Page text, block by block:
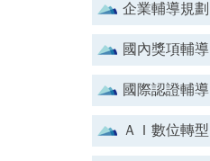
企業輔導規劃
國內獎項輔導
國際認證輔導
ＡＩ數位轉型